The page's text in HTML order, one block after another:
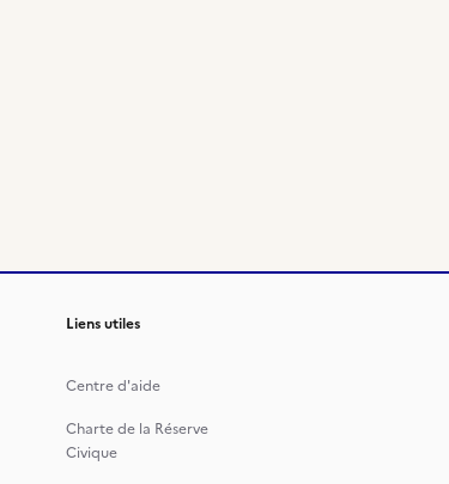
Liens utiles
Centre d'aide
Charte de la Réserve
Civique